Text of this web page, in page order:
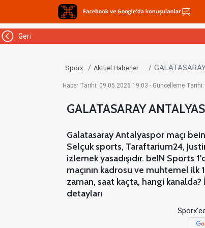
Geri
Sporx Aktüel Haberler
Haber Tarihi: 09.05.2026 19:03 - Güncelleme
GALATASARAY
Galatasaray Antalyaspor maçı
Selçuk sports, Taraftarium24,
izlemek yasadışıdır. beIN Sports
maçının kadrosu ve muhtemel ilk
zaman, saat kaçta, hangi
detayları